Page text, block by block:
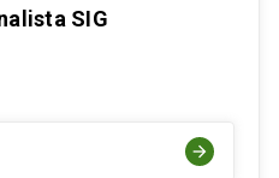
SIG
arrow_forward